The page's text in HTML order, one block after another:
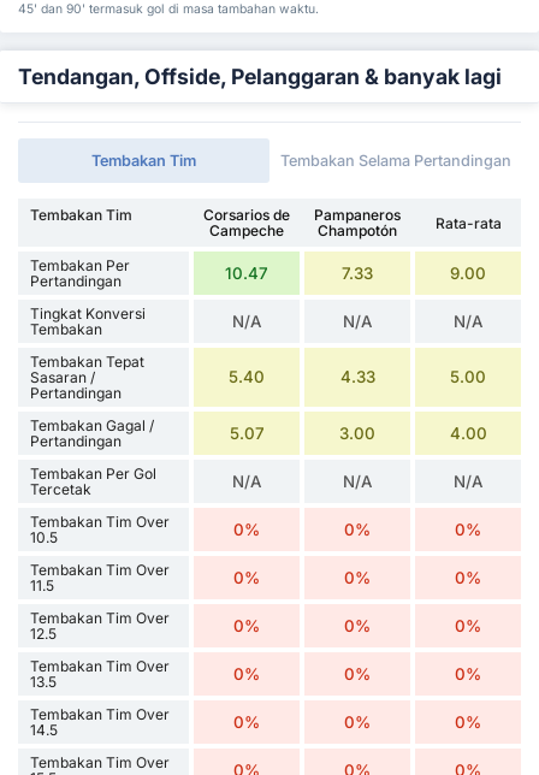
45' dan 90' termasuk gol di masa tambahan waktu.
Tendangan, Offside, Pelanggaran & banyak lagi
Tembakan Tim Tembakan Selama Pertandingan
Tembakan Tim
Corsarios de
Campeche
Pampaneros
Champotón
Rata-rata
Tembakan Per
Pertandingan
10.47 7.33 9.00
Tingkat Konversi
Tembakan
N/A N/A N/A
Tembakan Tepat
Sasaran /
Pertandingan
5.40 4.33 5.00
Tembakan Gagal /
Pertandingan
5.07 3.00 4.00
Tembakan Per Gol
Tercetak
N/A N/A N/A
Tembakan Tim Over
10.5
0% 0% 0%
Tembakan Tim Over
11.5
0% 0% 0%
Tembakan Tim Over
12.5
0% 0% 0%
Tembakan Tim Over
13.5
0% 0% 0%
Tembakan Tim Over
14.5
0% 0% 0%
Tembakan Tim Over
0% 0% 0%